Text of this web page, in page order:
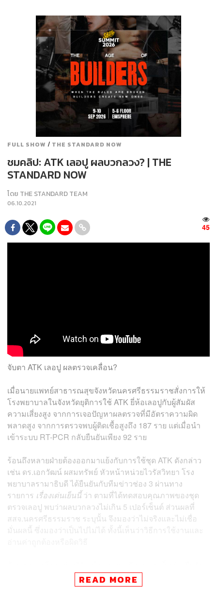
FULL SHOW / THE STANDARD NOW
ชมคลิป: ATK เลอปู ผลบวกลวง? | THE
STANDARD NOW
โดย THE STANDARD TEAM
06.10.2021
45
จับตา ATK เลอปู ผลตรวจเคลื่อน?
เมื่อนายแพทย์สาธารณสุขจังหวัดนครศรีธรรมราชสั่งการให้
โรงพยาบาลในจังหวัดยุติการใช้ ATK ยี่ห้อเลอปูกับผู้สัมผัส
ความเสี่ยงสูง จากการเจอปัญหาผลตรวจที่มีอัตราความผิด
พลาดสูง จากการตรวจพบผู้ติดเชื้อสูงถึง 187 ราย แต่เมื่อนำ
เข้าระบบ RT-PCR กลับยืนยันเพียง 92 ราย
ร้อนถึงหลายฝ่ายต้องออกมาแย้งกับการใช้ชุด ATK ดังกล่าว
เช่น ดร.เอกวัฒน์ ผสมทรัพย์ หัวหน้าหน่วยไวรัสวิทยา โรง
พยาบาลรามาธิบดี ได้ยืนยันกับทีมข่าวช่อง 3 ผ่านทาง
รายการ เรื่องเด่นเย็นนี้ว่า ตามที่ได้ทดสอบคุณภาพของชุด
ตรวจเลอปู พบว่าผลบวกลวงไม่เกิน 5 เปอร์เซ็นต์ ส่วนผลที่
สสจ.นครศรีธรรมราช ระบุนั้น จึงมองว่าไม่จริงและไม่เชื่อ
มั่นผลนี้ ซึ่งมองว่าเป็นไปไม่ได้ ทั้งนี้เห็นว่าวิธีการใช้งานและ
กับสำนักข่าว ThaiPBS ว่า ชุดตรวจ ATK ยี่ห้อเลอปูมี
มาตรฐานรับรองจาก อย. ทั้งยังมีการตรวจสอบแล้ว
READ MORE